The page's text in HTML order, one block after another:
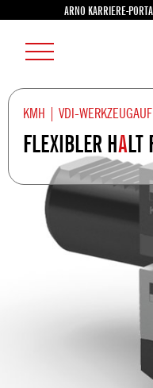
Burger
Menu
ARNO KARRIERE-
KMH | VDI-
FLEXIBLER HALT